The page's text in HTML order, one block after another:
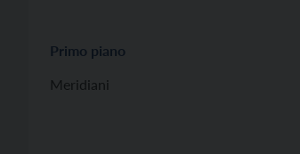
Primo piano
Meridiani